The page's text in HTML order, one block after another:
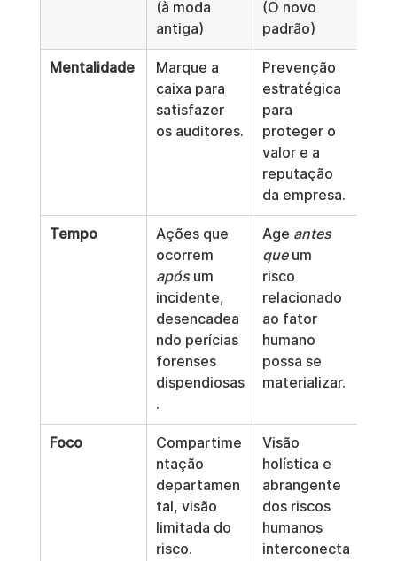
(à moda
antiga)
(O novo
padrão)
Mentalidade
Marque a
caixa para
satisfazer
os auditores.
Prevenção
estratégica
para
proteger o
valor e a
reputação
da empresa.
Tempo
Ações que
ocorrem
após um
incidente,
desencadea
ndo perícias
forenses
dispendiosas
.
Age antes
que um
risco
relacionado
ao fator
humano
possa se
materializar.
Foco
Compartime
ntação
departamen
tal, visão
limitada do
risco.
Visão
holística e
abrangente
dos riscos
humanos
interconecta